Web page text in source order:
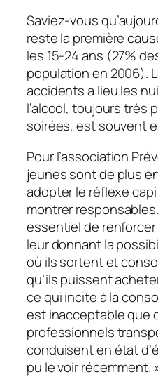
Saviez-vous
reste la première
les 15-24 ans (27%
population en 2006).
accidents a lieu les
l’alcool, toujours très
soirées, est souvent
Pour l’association
jeunes sont de plus
adopter le réflexe
montrer
essentiel de
leur donnant la
où ils sortent et
qu’ils puissent
ce qui incite à la
est inacceptable que
professionnels
conduisent en état
pu le voir récemment.